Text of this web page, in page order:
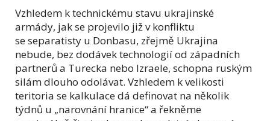
Vzhledem k technickému stavu ukrajinské
armády, jak se projevilo již v konfliktu
se separatisty u Donbasu, zřejmě Ukrajina
nebude, bez dodávek technologií od západních
partnerů a Turecka nebo Izraele, schopna ruským
silám dlouho odolávat. Vzhledem k velikosti
teritoria se kalkulace dá definovat na několik
týdnů u „narovnání hranice“ a řekněme